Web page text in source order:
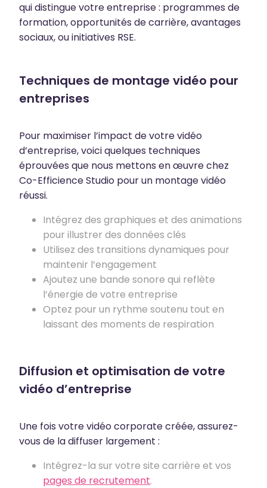
qui distingue votre entreprise : programmes de
formation, opportunités de carrière, avantages
sociaux, ou initiatives RSE.
Techniques de montage vidéo pour
entreprises
Pour maximiser l’impact de votre vidéo
d’entreprise, voici quelques techniques
éprouvées que nous mettons en œuvre chez
Co-Efficience Studio pour un montage vidéo
réussi.
Intégrez des graphiques et des animations
pour illustrer des données clés
Utilisez des transitions dynamiques pour
maintenir l’engagement
Ajoutez une bande sonore qui reflète
l’énergie de votre entreprise
Optez pour un rythme soutenu tout en
laissant des moments de respiration
Diffusion et optimisation de votre
vidéo d’entreprise
Une fois votre vidéo corporate créée, assurez-
vous de la diffuser largement :
Intégrez-la sur votre site carrière et vos
pages de recrutement.